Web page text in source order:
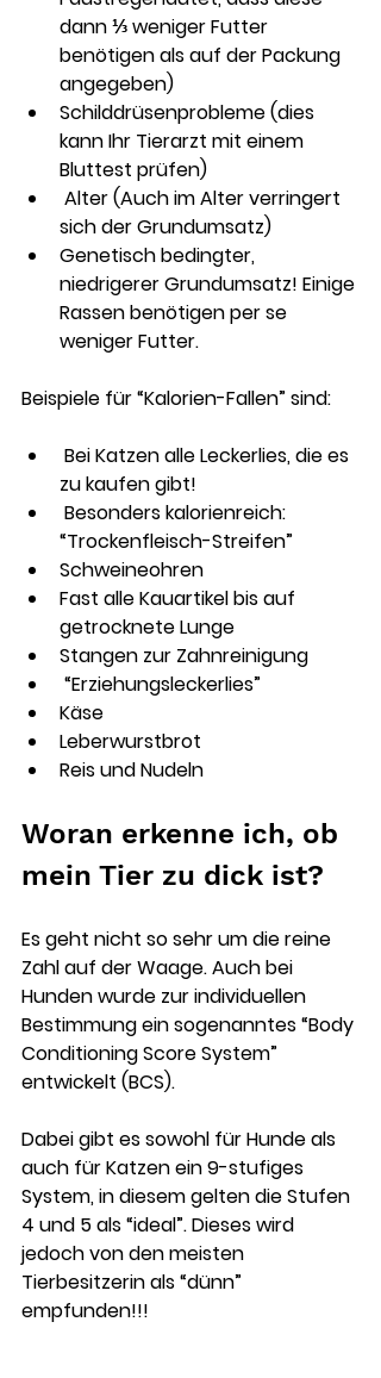
dann ⅓ weniger Futter
benötigen als auf der Packung
angegeben)
Schilddrüsenprobleme (dies
kann Ihr Tierarzt mit einem
Bluttest prüfen)
sich der Grundumsatz)
Genetisch bedingter,
niedrigerer Grundumsatz! Einige
Rassen benötigen per se
weniger Futter.
Beispiele für “Kalorien-Fallen” sind:
zu kaufen gibt!
“Trockenfleisch-Streifen”
Schweineohren
Fast alle Kauartikel bis auf
getrocknete Lunge
Stangen zur Zahnreinigung
“Erziehungsleckerlies”
Käse
Leberwurstbrot
Reis und Nudeln
Woran erkenne ich, ob
mein Tier zu dick ist?
Es geht nicht so sehr um die reine
Zahl auf der Waage. Auch bei
Hunden wurde zur individuellen
Bestimmung ein sogenanntes “Body
Conditioning Score System”
entwickelt (BCS).
Dabei gibt es sowohl für Hunde als
auch für Katzen ein 9-stufiges
System, in diesem gelten die Stufen
4 und 5 als “ideal”. Dieses wird
jedoch von den meisten
Tierbesitzerin als “dünn”
empfunden!!!